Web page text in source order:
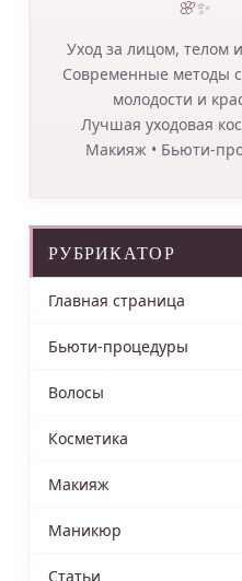
🌸✨
Уход за лицом, телом
Современные методы
молодости и
Лучшая уходовая
Макияж • Бьюти-
РУБРИКАТОР
Главная страница
Бьюти-процедуры
Волосы
Косметика
Макияж
Маникюр
Статьи